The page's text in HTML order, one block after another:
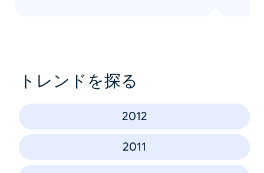
トレンドを探る
2012
2011